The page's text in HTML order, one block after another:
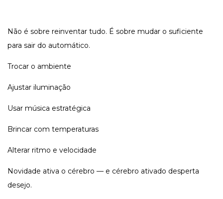
Não é sobre reinventar tudo. É sobre mudar o suficiente
para sair do automático.
Trocar o ambiente
Ajustar iluminação
Usar música estratégica
Brincar com temperaturas
Alterar ritmo e velocidade
Novidade ativa o cérebro — e cérebro ativado desperta
desejo.